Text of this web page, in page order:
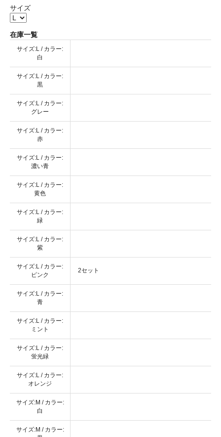
サイズ
在庫一覧
サイズ:L / カラー:
白
サイズ:L / カラー:
黒
サイズ:L / カラー:
グレー
サイズ:L / カラー:
赤
サイズ:L / カラー:
濃い青
サイズ:L / カラー:
黄色
サイズ:L / カラー:
緑
サイズ:L / カラー:
紫
サイズ:L / カラー:
ピンク
2セット
サイズ:L / カラー:
青
サイズ:L / カラー:
ミント
サイズ:L / カラー:
蛍光緑
サイズ:L / カラー:
オレンジ
サイズ:M / カラー:
白
サイズ:M / カラー: